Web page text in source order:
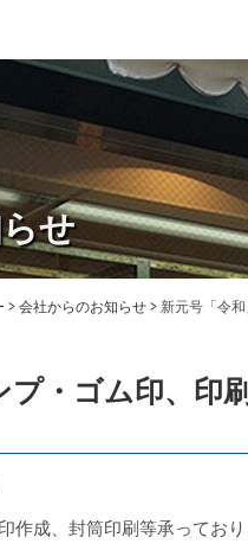
せ
> 会社からのお知らせ > 新元号「令
プ・ゴム印、印
作成、封筒印刷等承っており